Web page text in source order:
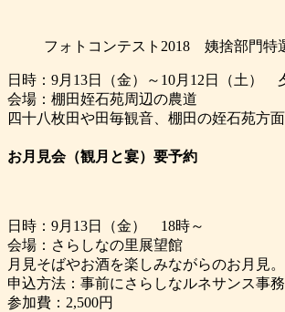
フォトコンテスト2018 姨捨部門特
日時：9月13日（金）～10月12日（土）
会場：棚田姪石苑周辺の農道
四十八枚田や田毎観音、棚田の姪石苑方
お月見会（観月と宴） 要予約
日時：9月13日（金） 18時～
会場：さらしなの里展望館
月見そばやお酒を楽しみながらのお月見
申込方法：事前にさらしなルネサンス事
参加費：2,500円